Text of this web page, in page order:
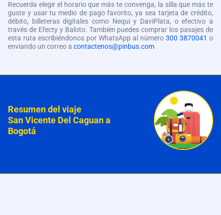
Recuerda elegir el horario que más te convenga, la silla que más te
guste y usar tu medio de pago favorito, ya sea tarjeta de crédito,
débito, billeteras digitales como Nequi y DaviPlata, o efectivo a
través de Efecty y Baloto. También puedes comprar los pasajes de
esta ruta escribiéndonos por WhatsApp al número 300 3870041 o
enviando un correo a contactenos@pinbus.com
Resumen del viaje
San Vicente Del Caguan a
Bogotá